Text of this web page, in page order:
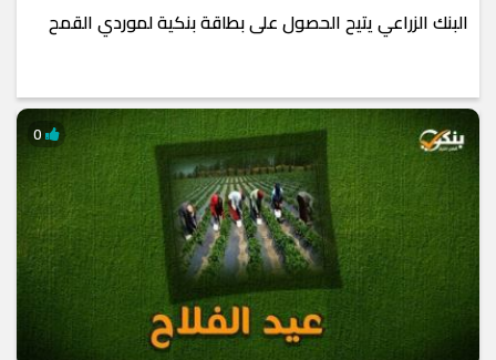
البنك الزراعي يتيح الحصول على بطاقة بنكية لموردي القمح